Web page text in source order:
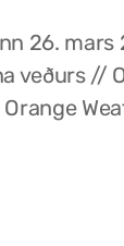
26. mars
veðurs //